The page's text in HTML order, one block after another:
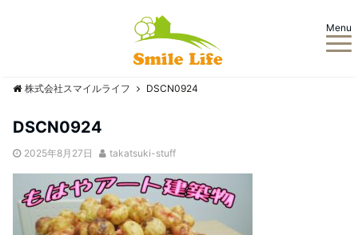
Menu
株式会社スマイルライフ DSCN0924
DSCN0924
2025年8月27日 takatsuki-stuff